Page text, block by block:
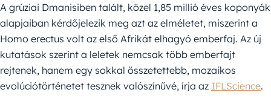
A grúziai Dmanisiben talált, közel 1,85 millió éves koponyák
alapjaiban kérdőjelezik meg azt az elméletet, miszerint a
Homo erectus volt az első Afrikát elhagyó emberfaj. Az új
kutatások szerint a leletek nemcsak több emberfajt
rejtenek, hanem egy sokkal összetettebb, mozaikos
evolúciótörténetet tesznek valószínűvé, írja az IFLScience.